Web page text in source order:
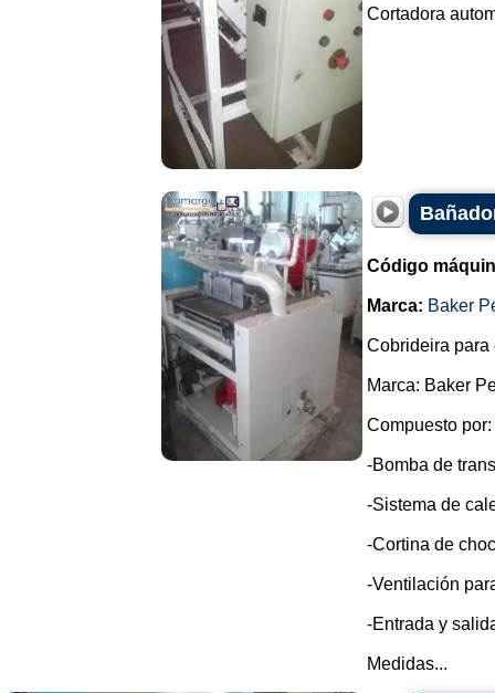
Cortadora
Código
Marca: Baker
Cobrideira para
Marca: Baker
Compuesto por:
-Bomba de
-Sistema de
-Cortina de
-Ventilación
-Entrada y
Medidas...